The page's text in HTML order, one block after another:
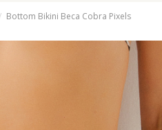
Bottom Bikini Beca Cobra Pixels